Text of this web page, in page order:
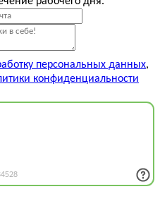
персональных данных,
конфиденциальности